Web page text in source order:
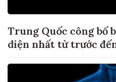
Trung Quốc công bố
diện nhất từ trước